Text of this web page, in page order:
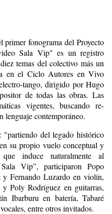
fonograma del Proyecto
Sala Vip" es un registro
temas del colectivo más un
en el Ciclo Autores en Vivo
tango, dirigido por Hugo
de todas las obras. Las
vigentes, buscando re-
lenguaje contemporáneo.
"partiendo del legado histórico
su propio vuelo conceptual y
induce naturalmente al
Vip”, participaron Popo
y Fernando Luzardo en violín,
Poly Rodríguez en guitarras,
Ibarburu en batería, Tabaré
entre otros invitados.